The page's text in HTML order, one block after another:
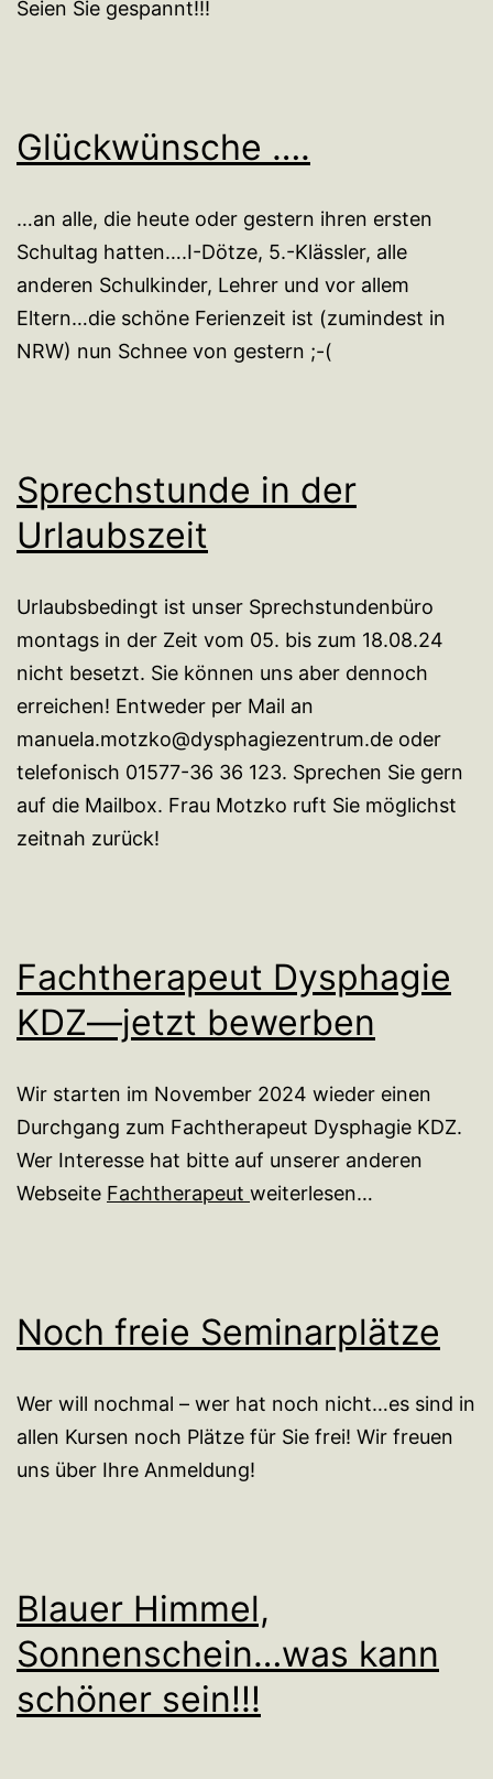
Seien Sie gespannt!!!
Glückwünsche ….
…an alle, die heute oder gestern ihren ersten
Schultag hatten….I-Dötze, 5.-Klässler, alle
anderen Schulkinder, Lehrer und vor allem
Eltern…die schöne Ferienzeit ist (zumindest in
NRW) nun Schnee von gestern ;-(
Sprechstunde in der
Urlaubszeit
Urlaubsbedingt ist unser Sprechstundenbüro
montags in der Zeit vom 05. bis zum 18.08.24
nicht besetzt. Sie können uns aber dennoch
erreichen! Entweder per Mail an
manuela.motzko@dysphagiezentrum.de oder
telefonisch 01577-36 36 123. Sprechen Sie gern
auf die Mailbox. Frau Motzko ruft Sie möglichst
zeitnah zurück!
Fachtherapeut Dysphagie
KDZ—jetzt bewerben
Wir starten im November 2024 wieder einen
Durchgang zum Fachtherapeut Dysphagie KDZ.
Wer Interesse hat bitte auf unserer anderen
Webseite Fachtherapeut weiterlesen…
Noch freie Seminarplätze
Wer will nochmal – wer hat noch nicht…es sind in
allen Kursen noch Plätze für Sie frei! Wir freuen
uns über Ihre Anmeldung!
Blauer Himmel,
Sonnenschein…was kann
schöner sein!!!